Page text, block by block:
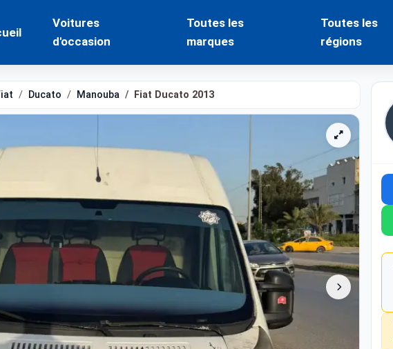
Voitures
d'occasion
Toutes les
marques
Toutes les
régions
Ducato Manouba Fiat Ducato 2013